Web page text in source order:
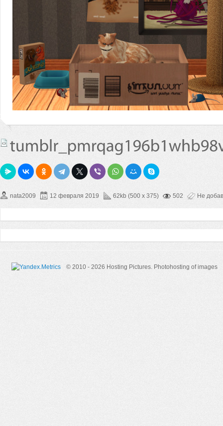
nata2009 12 февраля 2019 62kb (500 x 375) 502 Не
© 2010 - 2026 Hosting Pictures. Photohosting of images